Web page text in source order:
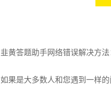
韭黄答题助手网络错误解决方法
如果是大多数人和您遇到一样